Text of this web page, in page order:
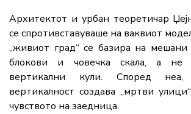
Архитектот и урбан теоретичар
се спротивставуваше на ваквиот
„живиот град“ се базира на
блокови и човечка скала, а не
вертикални кули. Според неа,
вертикалност создава „мртви
чувството на заедница.